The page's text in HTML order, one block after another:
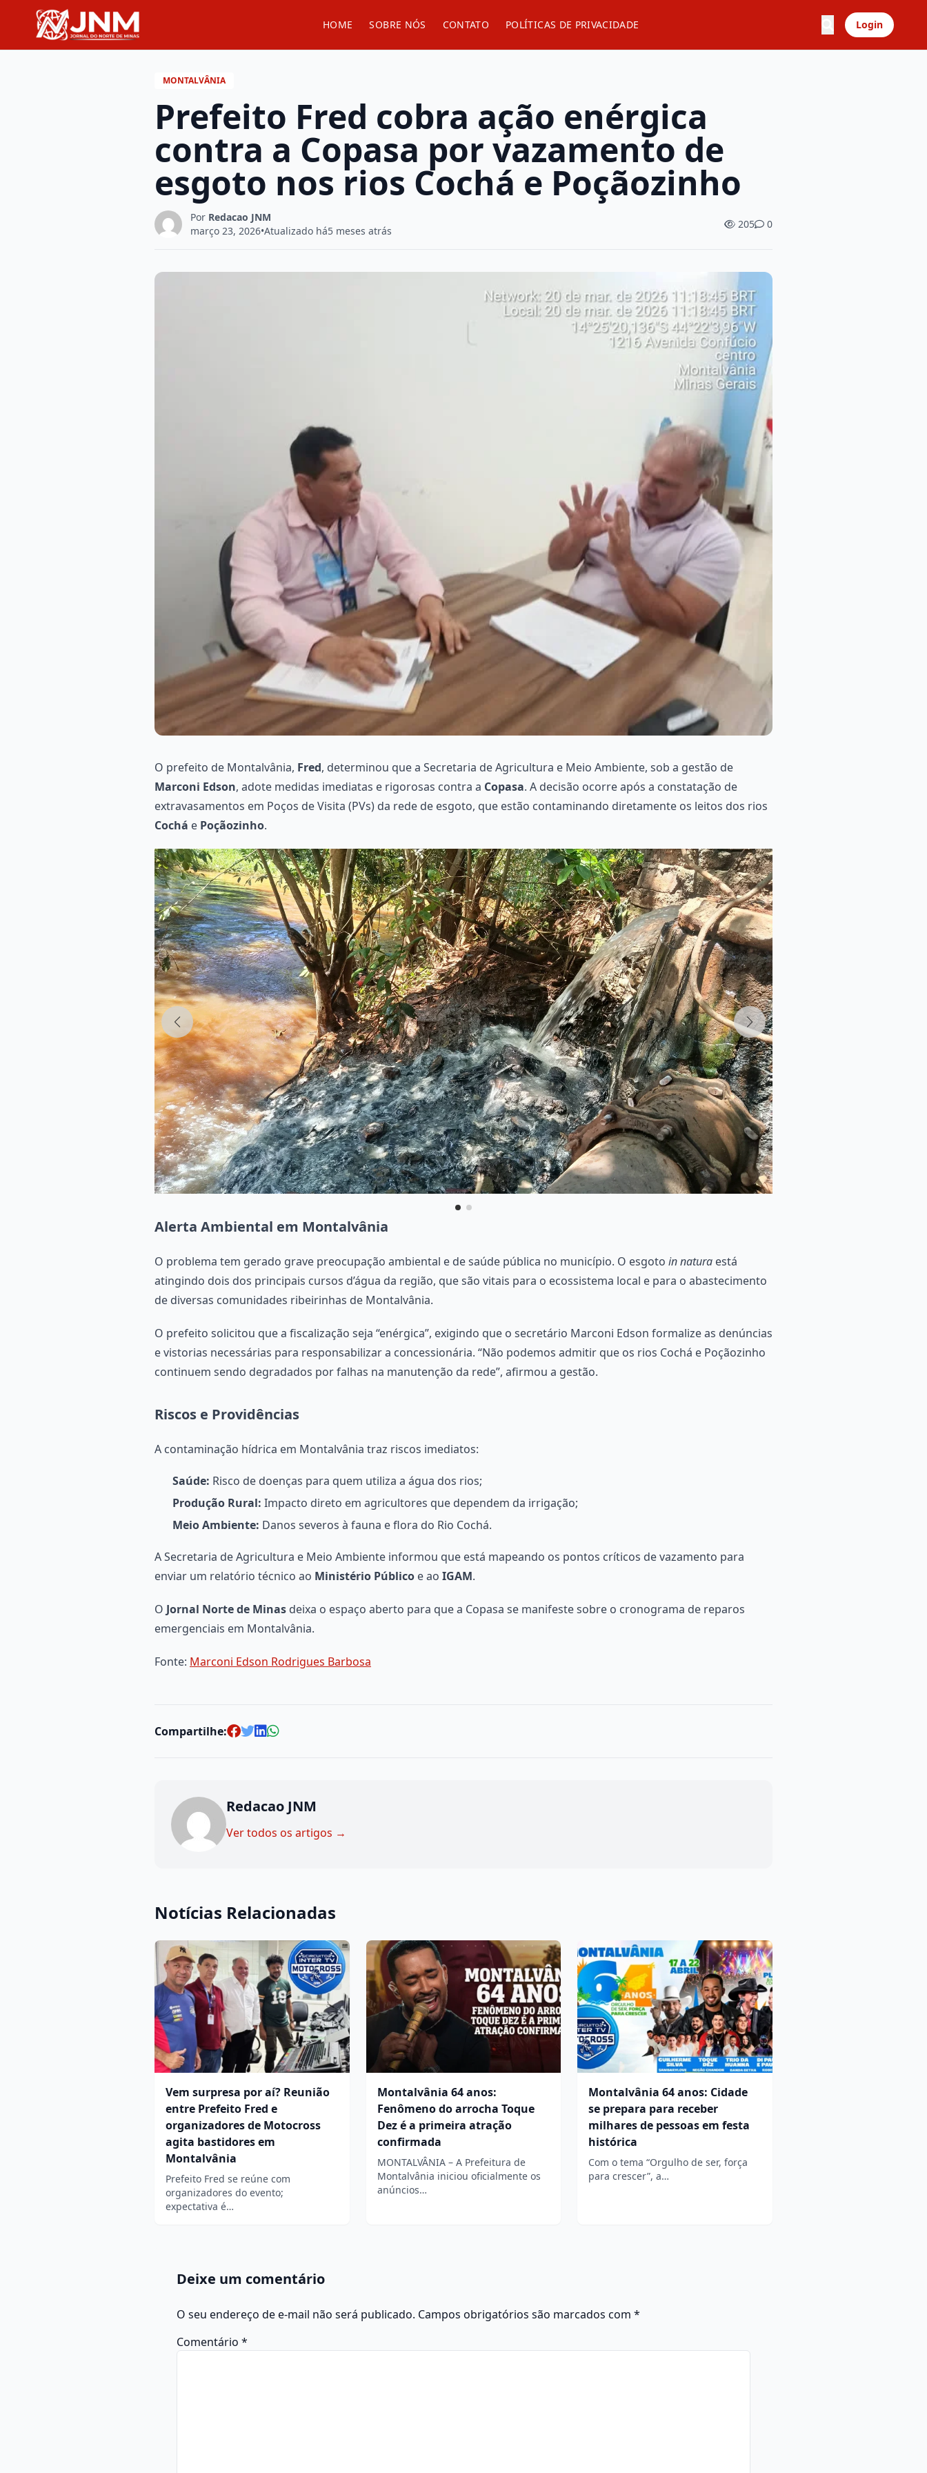
HOME SOBRE NÓS CONTATO POLÍTICAS DE PRIVACIDADE Login
MONTALVÂNIA
Prefeito Fred cobra ação enérgica
contra a Copasa por vazamento de
esgoto nos rios Cochá e Poçãozinho
Por Redacao JNM
março 23, 2026•Atualizado há5 meses atrás
205 0
O prefeito de Montalvânia, Fred, determinou que a Secretaria de Agricultura e Meio Ambiente, sob a gestão de
Marconi Edson, adote medidas imediatas e rigorosas contra a Copasa. A decisão ocorre após a constatação de
extravasamentos em Poços de Visita (PVs) da rede de esgoto, que estão contaminando diretamente os leitos dos rios
Cochá e Poçãozinho.
Alerta Ambiental em Montalvânia
O problema tem gerado grave preocupação ambiental e de saúde pública no município. O esgoto in natura está
atingindo dois dos principais cursos d’água da região, que são vitais para o ecossistema local e para o abastecimento
de diversas comunidades ribeirinhas de Montalvânia.
O prefeito solicitou que a fiscalização seja “enérgica”, exigindo que o secretário Marconi Edson formalize as denúncias
e vistorias necessárias para responsabilizar a concessionária. “Não podemos admitir que os rios Cochá e Poçãozinho
continuem sendo degradados por falhas na manutenção da rede”, afirmou a gestão.
Riscos e Providências
A contaminação hídrica em Montalvânia traz riscos imediatos:
Saúde: Risco de doenças para quem utiliza a água dos rios;
Produção Rural: Impacto direto em agricultores que dependem da irrigação;
Meio Ambiente: Danos severos à fauna e flora do Rio Cochá.
A Secretaria de Agricultura e Meio Ambiente informou que está mapeando os pontos críticos de vazamento para
enviar um relatório técnico ao Ministério Público e ao IGAM.
O Jornal Norte de Minas deixa o espaço aberto para que a Copasa se manifeste sobre o cronograma de reparos
emergenciais em Montalvânia.
Fonte: Marconi Edson Rodrigues Barbosa
Compartilhe:
Redacao JNM
Ver todos os artigos →
Notícias Relacionadas
Vem surpresa por aí? Reunião
entre Prefeito Fred e
organizadores de Motocross
agita bastidores em
Montalvânia
Prefeito Fred se reúne com
organizadores do evento;
expectativa é…
Montalvânia 64 anos:
Fenômeno do arrocha Toque
Dez é a primeira atração
confirmada
MONTALVÂNIA – A Prefeitura de
Montalvânia iniciou oficialmente os
anúncios…
Montalvânia 64 anos: Cidade
se prepara para receber
milhares de pessoas em festa
histórica
Com o tema “Orgulho de ser, força
para crescer”, a…
Deixe um comentário
O seu endereço de e-mail não será publicado. Campos obrigatórios são marcados com *
Comentário *